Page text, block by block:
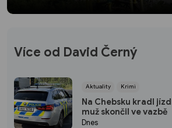
Více od David Černý
Aktuality Krimi
Na Chebsku kradl
muž skončil ve vazbě
Dnes